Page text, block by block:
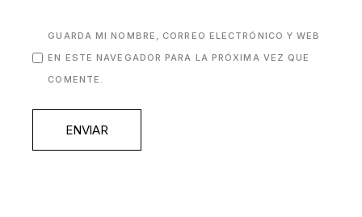
GUARDA MI NOMBRE, CORREO ELECTRÓNICO Y WEB
EN ESTE NAVEGADOR PARA LA PRÓXIMA VEZ QUE
COMENTE.
ENVIAR